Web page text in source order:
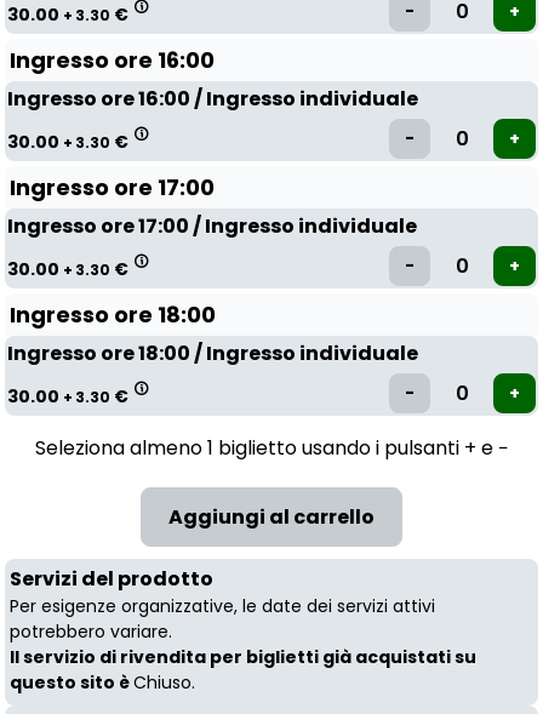
30.00 + 3.30 €
Ingresso ore 16:00
Ingresso ore 16:00 / Ingresso individuale
30.00 + 3.30 €
Ingresso ore 17:00
Ingresso ore 17:00 / Ingresso individuale
30.00 + 3.30 €
Ingresso ore 18:00
Ingresso ore 18:00 / Ingresso individuale
30.00 + 3.30 €
Seleziona almeno 1 biglietto usando i pulsanti + e −
Servizi del prodotto
Per esigenze organizzative, le date dei servizi attivi
potrebbero variare.
Il servizio di rivendita per biglietti già acquistati su
questo sito èChiuso.